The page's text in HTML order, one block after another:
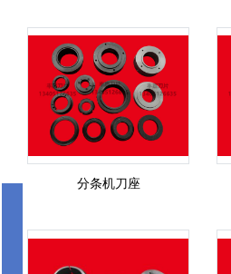
分条机刀座